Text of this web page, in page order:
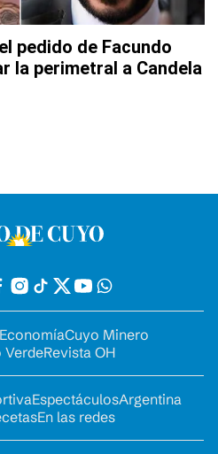
pedido de Facundo
la perimetral a Candela
EconomíaCuyo Minero
VerdeRevista OH
EspectáculosArgentina
En las redes